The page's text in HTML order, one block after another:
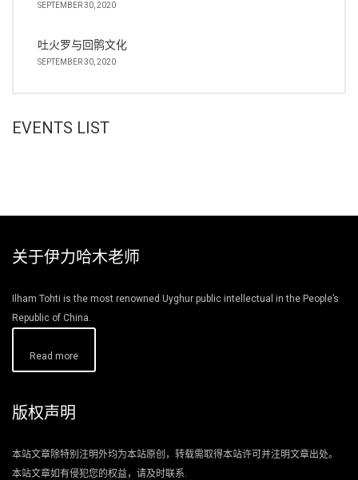
SEPTEMBER 30, 2020
吐火罗与回鹘文化
SEPTEMBER 30, 2020
EVENTS LIST
关于伊力哈木老师
Ilham Tohti is the most renowned Uyghur public intellectual in the People’s
Republic of China.
Read more
版权声明
本站文章除特别注明外均为本站原创，转载需取得本站许可并注明文章出处。
本站文章如有侵犯您的权益，请及时联系.